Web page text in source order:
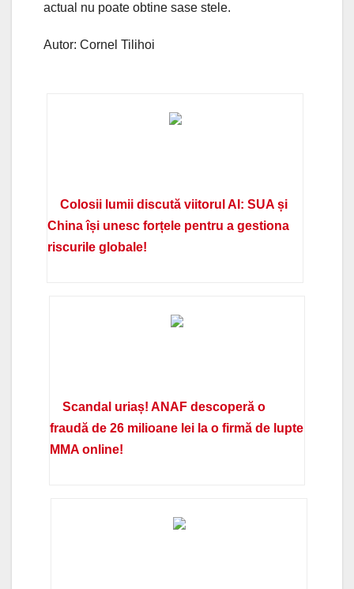
actual nu poate obtine sase stele.
Autor: Cornel Tilihoi
Colosii lumii discută viitorul AI: SUA și
China își unesc forțele pentru a gestiona
riscurile globale!
Scandal uriaș! ANAF descoperă o
fraudă de 26 milioane lei la o firmă de lupte
MMA online!